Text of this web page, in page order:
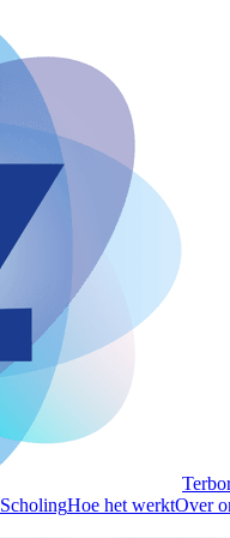
ScholingHoe het werktOver